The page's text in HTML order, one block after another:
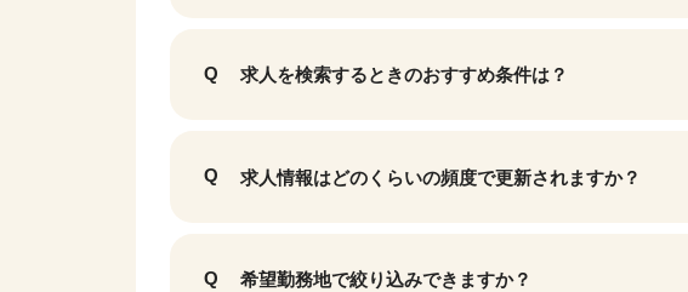
求人を検索するときのおすすめ条件は？
求人情報はどのくらいの頻度で更新されますか？
希望勤務地で絞り込みできますか？